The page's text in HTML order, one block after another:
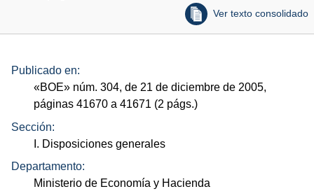
Ver texto consolidado
Publicado en:
«BOE» núm. 304, de 21 de diciembre de 2005,
páginas 41670 a 41671 (2 págs.)
Sección:
I. Disposiciones generales
Departamento:
Ministerio de Economía y Hacienda